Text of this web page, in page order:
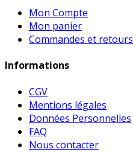
Mon Compte
Mon panier
Commandes et retours
Informations
CGV
Mentions légales
Données Personnelles
FAQ
Nous contacter